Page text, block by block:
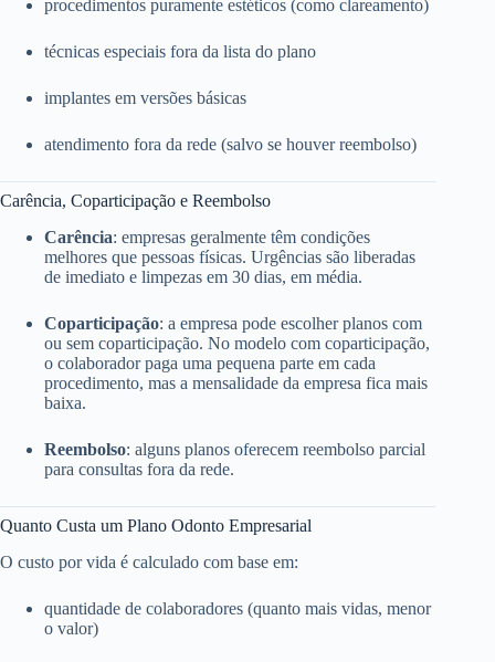
procedimentos puramente estéticos (como clareamento)
técnicas especiais fora da lista do plano
implantes em versões básicas
atendimento fora da rede (salvo se houver reembolso)
Carência, Coparticipação e Reembolso
Carência: empresas geralmente têm condições
melhores que pessoas físicas. Urgências são liberadas
de imediato e limpezas em 30 dias, em média.
Coparticipação: a empresa pode escolher planos com
ou sem coparticipação. No modelo com coparticipação,
o colaborador paga uma pequena parte em cada
procedimento, mas a mensalidade da empresa fica mais
baixa.
Reembolso: alguns planos oferecem reembolso parcial
para consultas fora da rede.
Quanto Custa um Plano Odonto Empresarial
O custo por vida é calculado com base em:
quantidade de colaboradores (quanto mais vidas, menor
o valor)